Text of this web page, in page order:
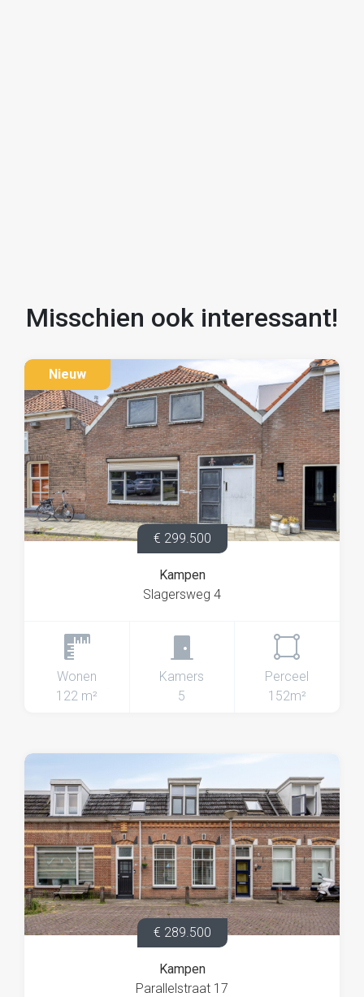
Misschien ook interessant!
Nieuw
€ 299.500
Kampen
Slagersweg 4
Wonen
122 m²
Kamers
5
Perceel
152m²
€ 289.500
Kampen
Parallelstraat 17